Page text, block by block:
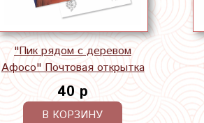
"Пик рядом с деревом
Афосо" Почтовая открытка
40 р
В КОРЗИНУ